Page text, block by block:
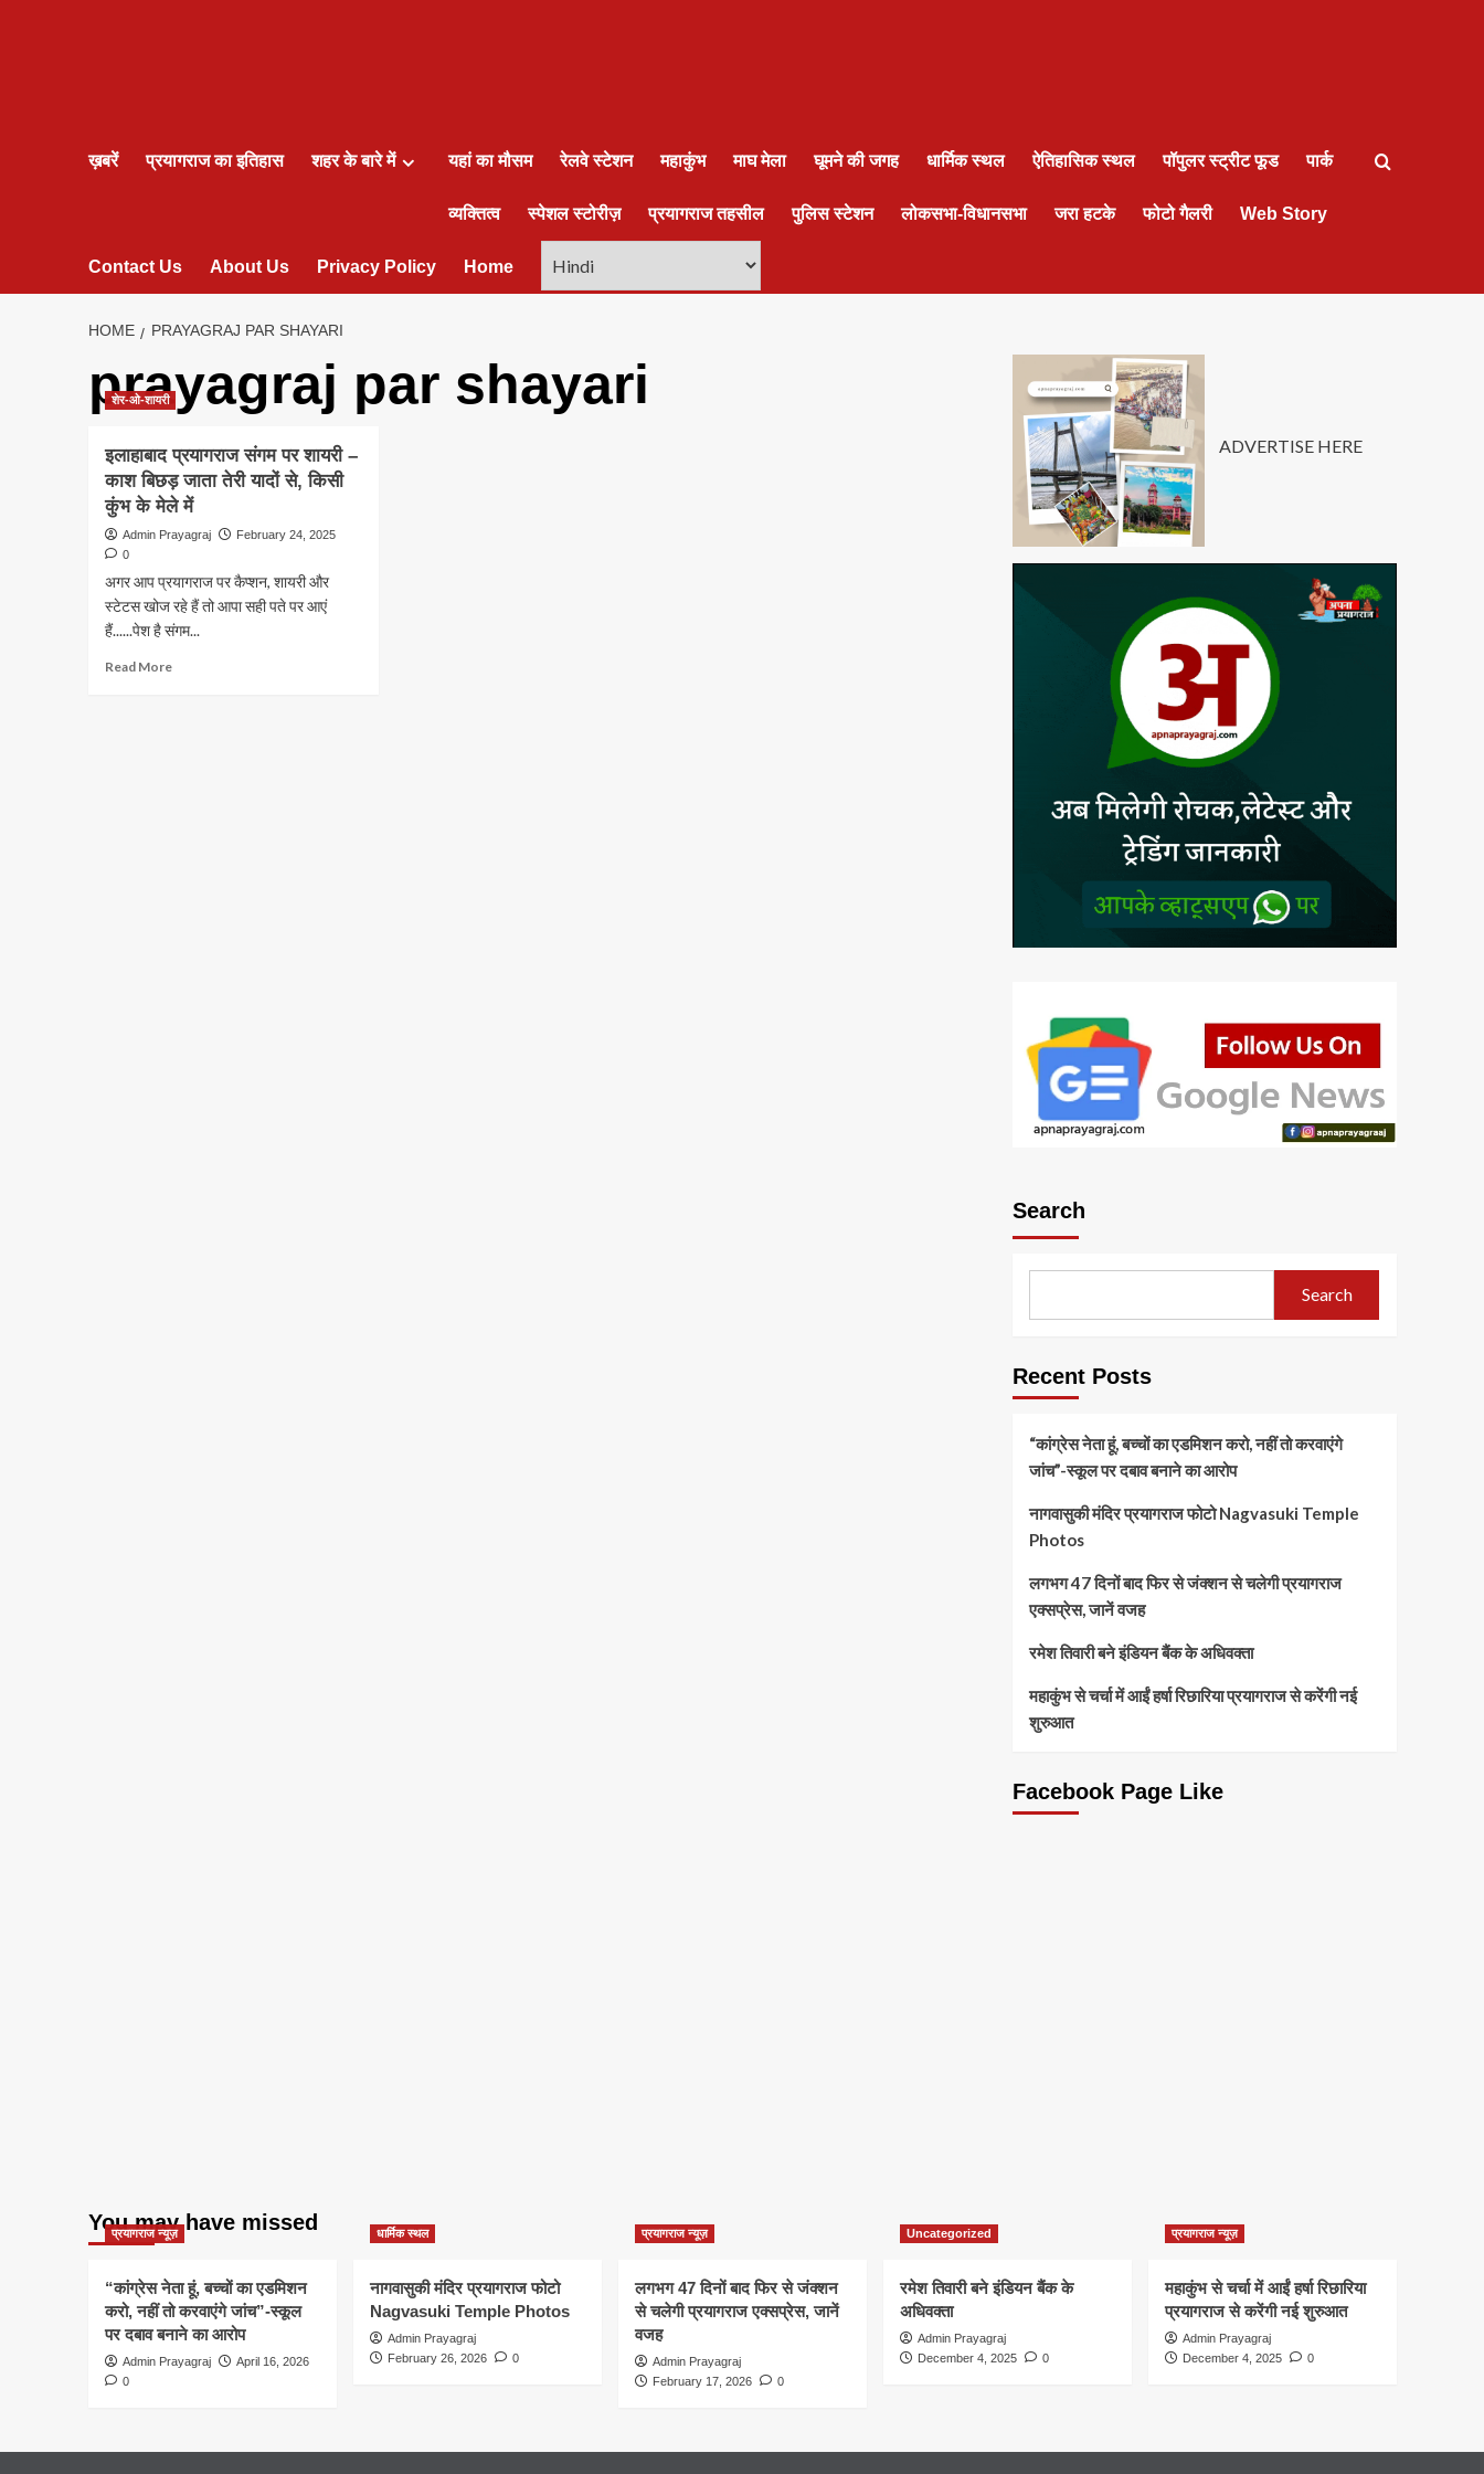
ख़बरें प्रयागराज का इतिहास शहर के बारे में यहां का मौसम रेलवे स्टेशन महाकुंभ माघ मेला घूमने की जगह धार्मिक स्थल ऐतिहासिक स्थल पॉपुलर स्ट्रीट फूड पार्क
व्यक्तित्व स्पेशल स्टोरीज़ प्रयागराज तहसील पुलिस स्टेशन लोकसभा-विधानसभा जरा हटके फोटो गैलरी Web Story
Contact Us About Us Privacy Policy Home
HOME PRAYAGRAJ PAR SHAYARI
prayagraj par shayari
शेर-ओ-शायरी
इलाहाबाद प्रयागराज संगम पर शायरी –
काश बिछड़ जाता तेरी यादों से, किसी
कुंभ के मेले में
Admin Prayagraj
February 24, 2025
0
अगर आप प्रयागराज पर कैप्शन, शायरी और
स्टेटस खोज रहे हैं तो आपा सही पते पर आएं
हैं......पेश है संगम...
Read MoreRead
ADVERTISE HERE
Search
Search
Recent Posts
“कांग्रेस नेता हूं, बच्चों का एडमिशन करो, नहीं तो करवाएंगे
जांच”-स्कूल पर दबाव बनाने का आरोप
नागवासुकी मंदिर प्रयागराज फोटो Nagvasuki Temple
Photos
लगभग 47 दिनों बाद फिर से जंक्शन से चलेगी प्रयागराज
एक्सप्रेस, जानें वजह
रमेश तिवारी बने इंडियन बैंक के अधिवक्ता
महाकुंभ से चर्चा में आईं हर्षा रिछारिया प्रयागराज से करेंगी नई
शुरुआत
Facebook Page Like
You may have missed
प्रयागराज न्यूज़
“कांग्रेस नेता हूं, बच्चों का एडमिशन
करो, नहीं तो करवाएंगे जांच”-स्कूल
पर दबाव बनाने का आरोप
Admin Prayagraj
April 16, 2026
0
धार्मिक स्थल
नागवासुकी मंदिर प्रयागराज फोटो
Nagvasuki Temple Photos
Admin Prayagraj
February 26, 2026
0
प्रयागराज न्यूज़
लगभग 47 दिनों बाद फिर से जंक्शन
से चलेगी प्रयागराज एक्सप्रेस, जानें
वजह
Admin Prayagraj
February 17, 2026
0
Uncategorized
रमेश तिवारी बने इंडियन बैंक के
अधिवक्ता
Admin Prayagraj
December 4, 2025
0
प्रयागराज न्यूज़
महाकुंभ से चर्चा में आईं हर्षा रिछारिया
प्रयागराज से करेंगी नई शुरुआत
Admin Prayagraj
December 4, 2025
0